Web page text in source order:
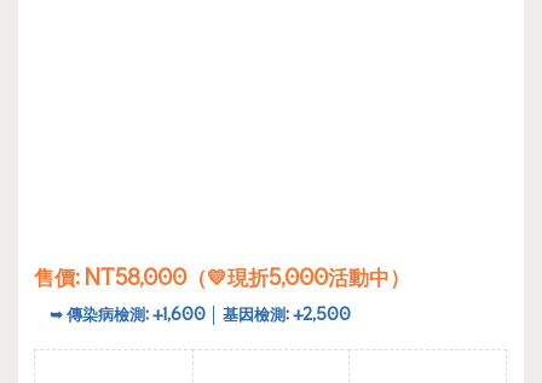
售價: NT58,000（💛現折5,000活動中）
➥傳染病檢測: +1,600 │ 基因檢測: +2,500